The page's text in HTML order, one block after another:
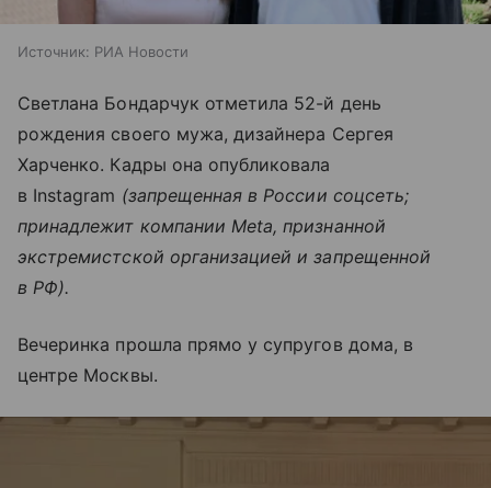
Источник: РИА Новости
Светлана Бондарчук отметила 52-й день
рождения своего мужа, дизайнера Сергея
Харченко. Кадры она опубликовала
в Instagram (запрещенная в России соцсеть;
принадлежит компании Meta, признанной
экстремистской организацией и запрещенной
в РФ).
Вечеринка прошла прямо у супругов дома, в
центре Москвы.